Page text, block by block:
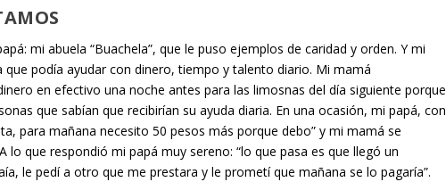
mi abuela “Buachela”, que le puso ejemplos de caridad y orden. Y mi
podía ayudar con dinero, tiempo y talento diario. Mi mamá
en efectivo una noche antes para las limosnas del día siguiente porque
que sabían que recibirían su ayuda diaria. En una ocasión, mi papá, con
para mañana necesito 50 pesos más porque debo” y mi mamá se
lo que respondió mi papá muy sereno: “lo que pasa es que llegó un
le pedí a otro que me prestara y le prometí que mañana se lo pagaría”.